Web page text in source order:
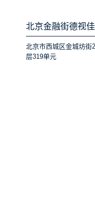
北京金融街德视
北京市西城区金城坊街
层319单元